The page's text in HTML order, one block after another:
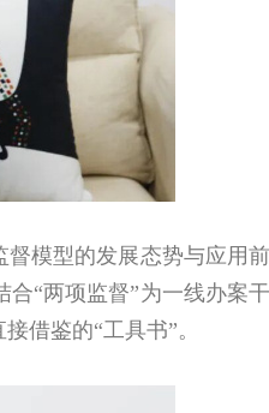
模型的发展态势与应用
“两项监督”为一线办案
借鉴的“工具书”。